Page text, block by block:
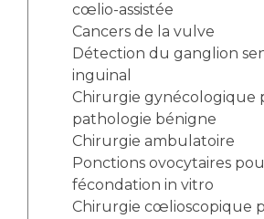
cœlio-assistée
Cancers de la vulve
Détection du ganglion
inguinal
Chirurgie gynécologique
pathologie bénigne
Chirurgie ambulatoire
Ponctions ovocytaires
fécondation in vitro
Chirurgie cœlioscopique